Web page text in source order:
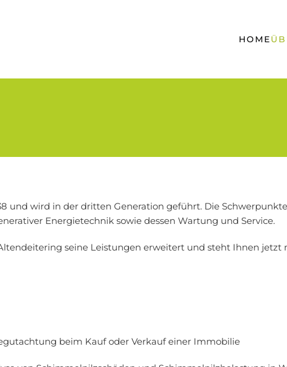
HOME
und wird in der dritten Generation geführt. Die
Energietechnik sowie dessen Wartung und Service.
seine Leistungen erweitert und steht Ihnen
beim Kauf oder Verkauf einer Immobilie